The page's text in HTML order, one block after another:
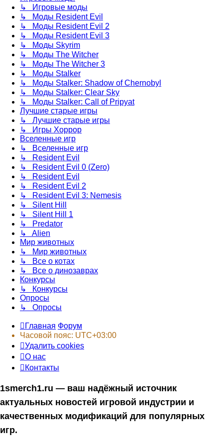
↳ Игровые моды
↳ Моды Resident Evil
↳ Моды Resident Evil 2
↳ Моды Resident Evil 3
↳ Моды Skyrim
↳ Моды The Witcher
↳ Моды The Witcher 3
↳ Моды Stalker
↳ Моды Stalker: Shadow of Chernobyl
↳ Моды Stalker: Clear Sky
↳ Моды Stalker: Call of Pripyat
Лучшие старые игры
↳ Лучшие старые игры
↳ Игры Хоррор
Вселенные игр
↳ Вселенные игр
↳ Resident Evil
↳ Resident Evil 0 (Zero)
↳ Resident Evil
↳ Resident Evil 2
↳ Resident Evil 3: Nemesis
↳ Silent Hill
↳ Silent Hill 1
↳ Predator
↳ Alien
Мир животных
↳ Мир животных
↳ Все о котах
↳ Все о динозаврах
Конкурсы
↳ Конкурсы
Опросы
↳ Опросы
Главная Форум
Часовой пояс: UTC+03:00
Удалить cookies
О нас
Контакты
1smerch1.ru — ваш надёжный источник
актуальных новостей игровой индустрии и
качественных модификаций для популярных
игр.